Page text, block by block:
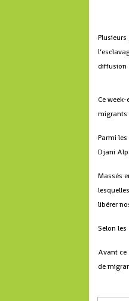
diffusion
Ce
migrants
Parmi
Djani
Massés
libérer
Selon
Avant ce
de